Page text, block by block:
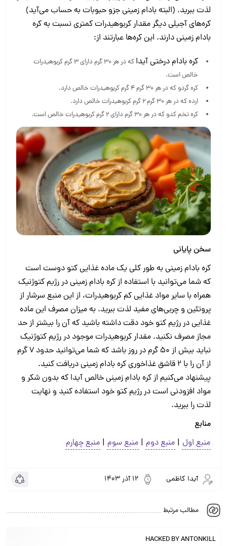
لذت ببرید. (البته بادام زمینی جزو حبوبات به حساب می‌آید)
کره‌های آجیلی دیگر مقدار کربوهیدرات کمتری نسبت به کره
بادام زمینی دارند. این کره‌ها عبارتند از:
کره بادام درختی آیدا
که در هر ۳۰ گرم دارای ۳ گرم کربوهیدرات
خالص است.
کره گردو که در هر ۳۰ گرم ۴ گرم کربوهیدرات خالص دارد.
ارده که در هر ۳۰ گرم ۲ گرم کربوهیدرات خالص دارد.
کره تخم کدو که در هر ۳۰ گرم دارای ۲ گرم کربوهیدرات خالص است.
سخن پایانی
کره بادام زمینی به طور کلی یک ماده غذایی کتو دوست است
که شما می‌توانید با استفاده از کره بادام زمینی در رژیم کتوژنیک
همراه با سایر مواد غذایی کم کربوهیدرات، از این منبع سرشار از
پروتئین و چربی‌های مفید لذت ببرید. به میزان مصرف این ماده
غذایی در رژیم کتو خود دقت داشته باشید که آن را بیشتر از حد
مجاز مصرف نکنید. مقدار کربوهیدرات موجود در رژیم کتوژنیک
نباید بیش از ۵۰ گرم در روز باشد که شما می‌توانید حدود ۷ گرم
از آن را با ۲ قاشق غذاخوری کره بادام زمینی دریافت کنید.
پیشنهاد می‌کنیم از کره بادام زمینی خالص آیدا که بدون شکر و
مواد افزودنی است در رژیم کتو خود استفاده کنید و نهایت
لذت را ببرید.
منابع
منبع اول | منبع دوم | منبع سوم | منبع چهارم
آیدا کاظمی 12 آذر 1403
مطالب مرتبط
HACKED BY ANTONKILL